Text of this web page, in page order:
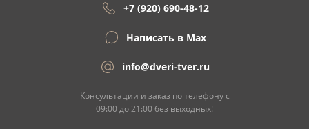
+7 (920) 690-48-12
Написать в Max
info@dveri-tver.ru
Консультации и заказ по телефону с
09:00 до 21:00 без выходных!